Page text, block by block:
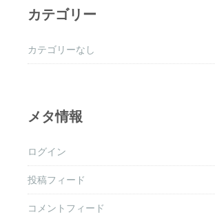
カテゴリー
カテゴリーなし
メタ情報
ログイン
投稿フィード
コメントフィード